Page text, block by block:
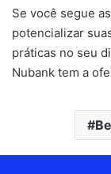
Se você segue
potencializar
práticas no seu
Nubank tem a